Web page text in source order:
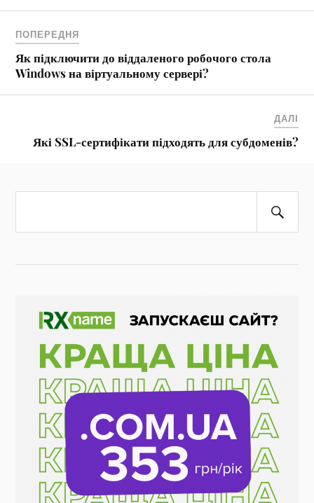
ПОПЕРЕДНЯ
Як підключити до віддаленого робочого стола
Windows на віртуальному сервері?
ДАЛІ
Які SSL-сертифікати підходять для субдоменів?